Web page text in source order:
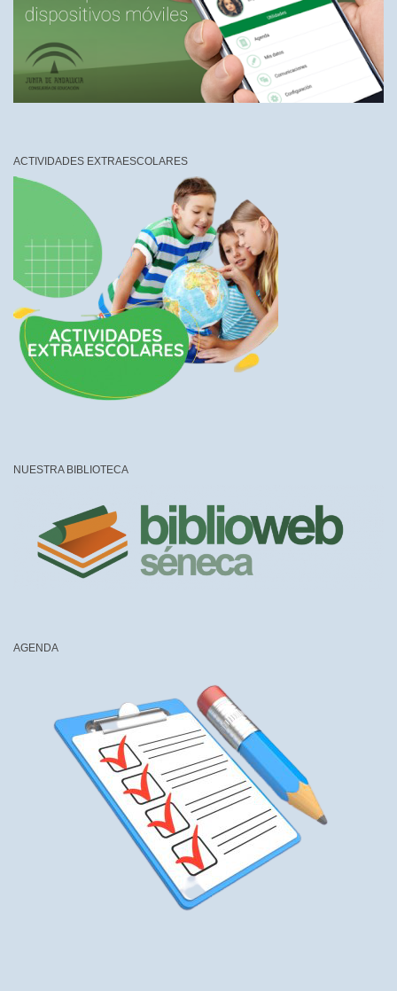
ACTIVIDADES EXTRAESCOLARES
NUESTRA BIBLIOTECA
AGENDA